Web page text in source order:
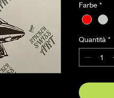
Farbe *
Quantità *